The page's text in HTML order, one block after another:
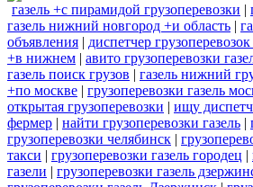
газель +с пирамидой грузоперевозки |
газель нижний новгород +и область |
объявления | диспетчер грузоперевозок
+в нижнем | авито грузоперевозки
газель поиск грузов | газель нижний
+по москве | грузоперевозки газель
открытая грузоперевозки | ищу
фермер | найти грузоперевозки газель |
грузоперевозки челябинск |
такси | грузоперевозки газель городец |
газели | грузоперевозки газель